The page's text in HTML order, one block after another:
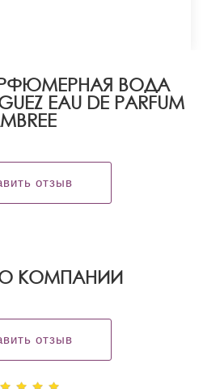
ВОДА
EAU DE PARFUM
отзыв
О КОМПАНИИ
отзыв